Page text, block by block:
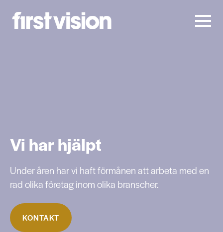
Vi har hjälpt
Under åren har vi haft förmånen att arbeta med en
rad olika företag inom olika branscher.
KONTAKT